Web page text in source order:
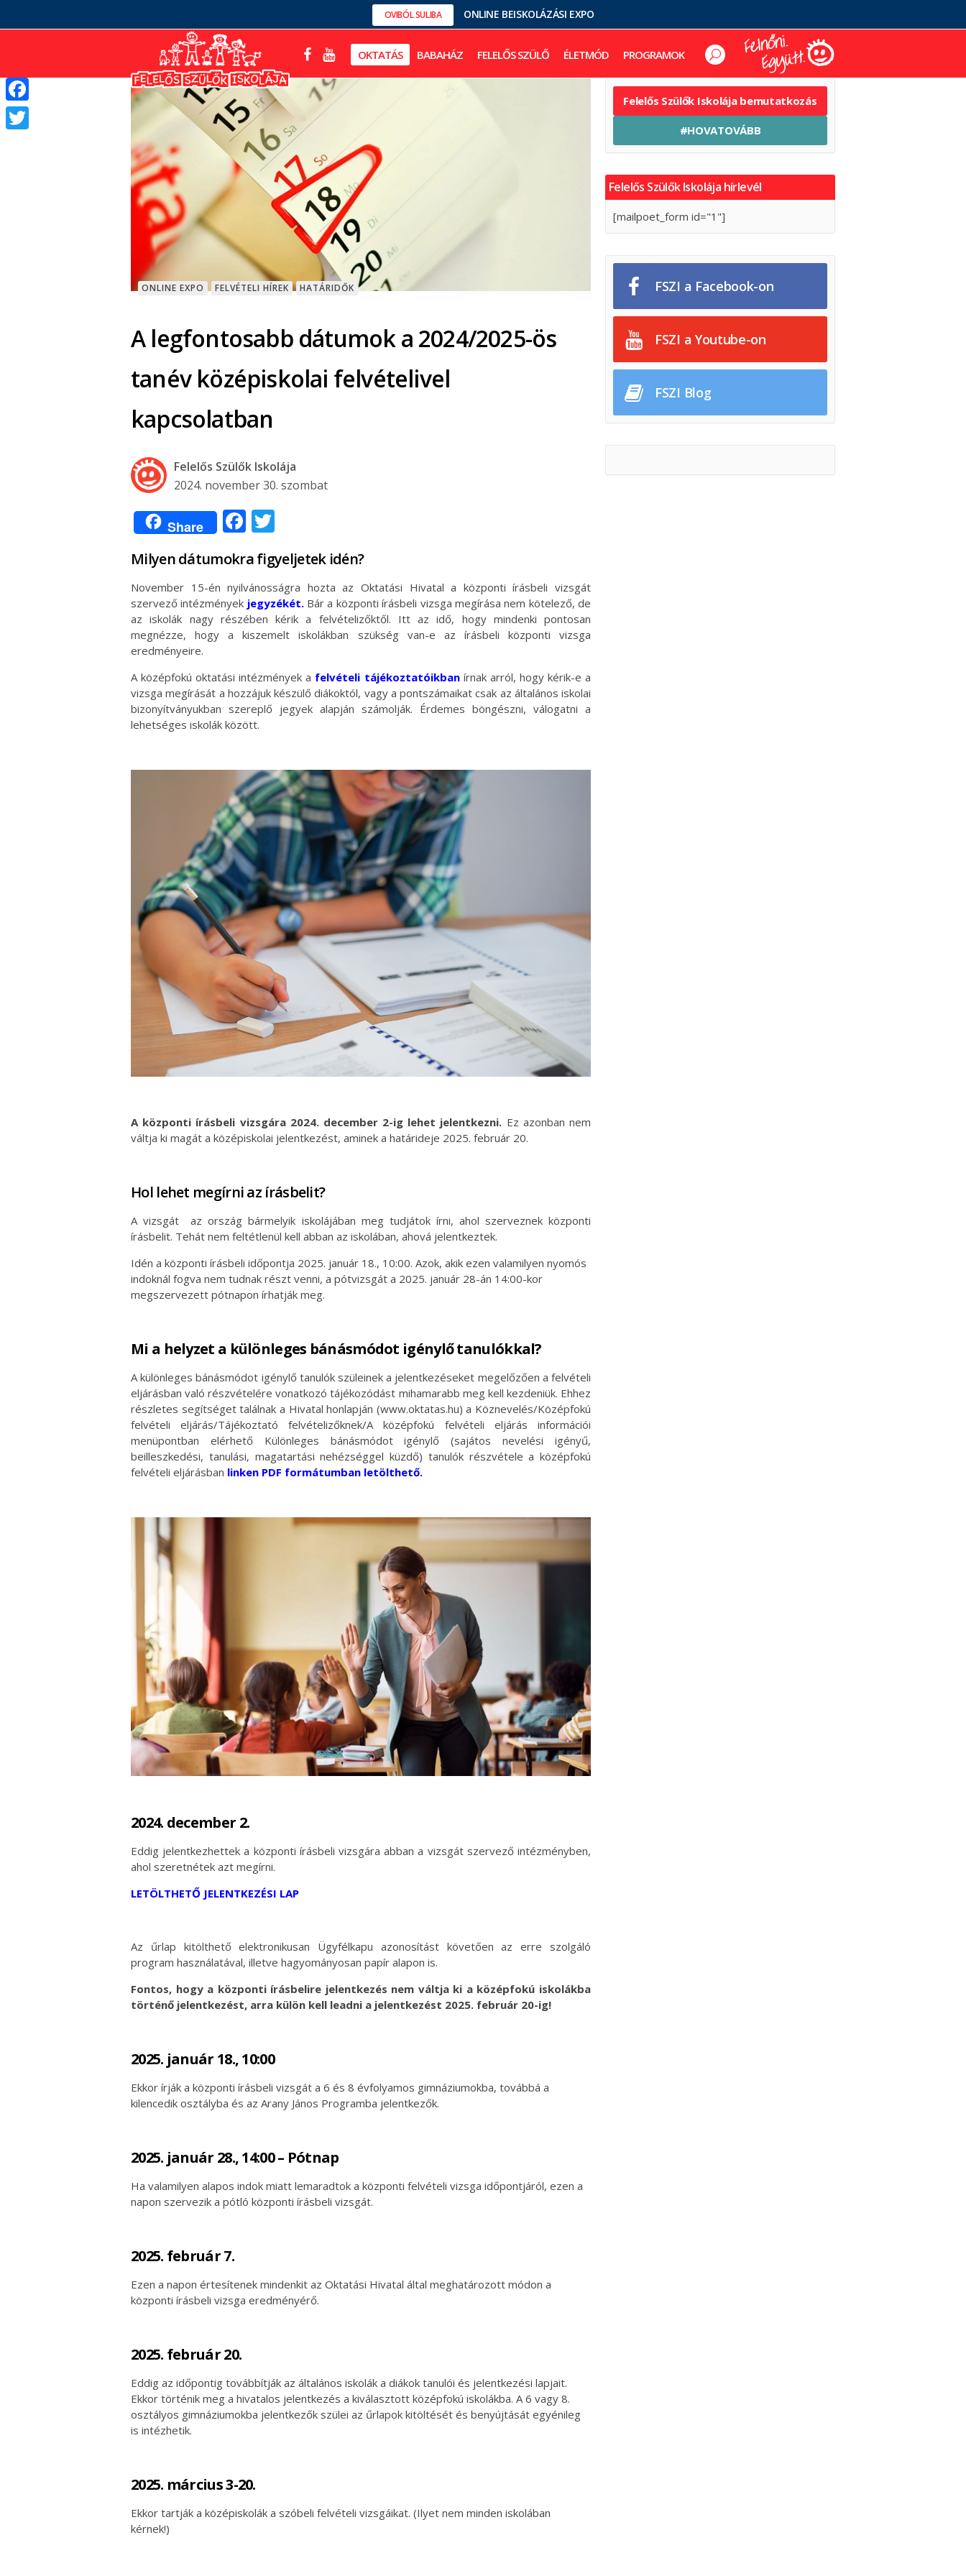
OVIBÓL SULIBA ONLINE BEISKOLÁZÁSI EXPO
OKTATÁS BABAHÁZ FELELŐS SZÜLŐ ÉLETMÓD PROGRAMOK
ONLINE EXPO FELVÉTELI HÍREK HATÁRIDŐK
A legfontosabb dátumok a 2024/2025-ös
tanév középiskolai felvételivel
kapcsolatban
Felelős Szülők Iskolája
2024. november 30. szombat
Share Facebook
Milyen dátumokra figyeljetek idén?
November 15-én nyilvánosságra hozta az Oktatási Hivatal a központi írásbeli vizsgát
szervező intézmények jegyzékét.Bár a központi írásbeli vizsga megírása nem kötelező, de
az iskolák nagy részében kérik a felvételizőktől. Itt az idő, hogy mindenki pontosan
megnézze, hogy a kiszemelt iskolákban szükség van-e az írásbeli központi vizsga
eredményeire.
A középfokú oktatási intézmények a felvételi tájékoztatóikbanírnak arról, hogy kérik-e a
vizsga megírását a hozzájuk készülő diákoktól, vagy a pontszámaikat csak az általános iskolai
bizonyítványukban szereplő jegyek alapján számolják. Érdemes böngészni, válogatni a
lehetséges iskolák között.
A központi írásbeli vizsgára 2024. december 2-ig lehet jelentkezni. Ez azonban nem
váltja ki magát a középiskolai jelentkezést, aminek a határideje 2025. február 20.
Hol lehet megírni az írásbelit?
A vizsgát az ország bármelyik iskolájában meg tudjátok írni, ahol szerveznek központi
írásbelit. Tehát nem feltétlenül kell abban az iskolában, ahová jelentkeztek.
Idén a központi írásbeli időpontja 2025. január 18., 10:00. Azok, akik ezen valamilyen nyomós
indoknál fogva nem tudnak részt venni, a pótvizsgát a 2025. január 28-án 14:00-kor
megszervezett pótnapon írhatják meg.
Mi a helyzet a különleges bánásmódot igénylő tanulókkal?
A különleges bánásmódot igénylő tanulók szüleinek a jelentkezéseket megelőzően a felvételi
eljárásban való részvételére vonatkozó tájékozódást mihamarabb meg kell kezdeniük. Ehhez
részletes segítséget találnak a Hivatal honlapján (www.oktatas.hu) a Köznevelés/Középfokú
felvételi eljárás/Tájékoztató felvételizőknek/A középfokú felvételi eljárás információi
menüpontban elérhető Különleges bánásmódot igénylő (sajátos nevelési igényű,
beilleszkedési, tanulási, magatartási nehézséggel küzdő) tanulók részvétele a középfokú
felvételi eljárásban linken PDF formátumban letölthető.
2024. december 2.
Eddig jelentkezhettek a központi írásbeli vizsgára abban a vizsgát szervező intézményben,
ahol szeretnétek azt megírni.
LETÖLTHETŐ JELENTKEZÉSI LAP
Az űrlap kitölthető elektronikusan Ügyfélkapu azonosítást követően az erre szolgáló
program használatával, illetve hagyományosan papír alapon is.
Fontos, hogy a központi írásbelire jelentkezés nem váltja ki a középfokú iskolákba
történő jelentkezést, arra külön kell leadni a jelentkezést 2025. február 20-ig!
2025. január 18., 10:00
Ekkor írják a központi írásbeli vizsgát a 6 és 8 évfolyamos gimnáziumokba, továbbá a
kilencedik osztályba és az Arany János Programba jelentkezők.
2025. január 28., 14:00 – Pótnap
Ha valamilyen alapos indok miatt lemaradtok a központi felvételi vizsga időpontjáról, ezen a
napon szervezik a pótló központi írásbeli vizsgát.
2025. február 7.
Ezen a napon értesítenek mindenkit az Oktatási Hivatal által meghatározott módon a
központi írásbeli vizsga eredményérő.
2025. február 20.
Eddig az időpontig továbbítják az általános iskolák a diákok tanulói és jelentkezési lapjait.
Ekkor történik meg a hivatalos jelentkezés a kiválasztott középfokú iskolákba. A 6 vagy 8.
osztályos gimnáziumokba jelentkezők szülei az űrlapok kitöltését és benyújtását egyénileg
is intézhetik.
2025. március 3-20.
Ekkor tartják a középiskolák a szóbeli felvételi vizsgáikat. (Ilyet nem minden iskolában
kérnek!)
Felelős Szülők Iskolája bemutatkozás
#HOVATOVÁBB
Felelős Szülők Iskolája hírlevél
[mailpoet_form id="1"]
FSZI a Facebook-on
FSZI a Youtube-on
FSZI Blog
Facebook